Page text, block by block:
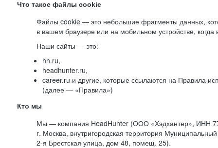
Что такое файлы cookie
Файлы cookie — это небольшие фрагменты данных,
в вашем браузере или на мобильном устройстве,
Наши сайты — это:
hh.ru,
headhunter.ru,
career.ru и другие, которые ссылаются на Правила
(далее — «Правила»)
Кто мы
Мы — компания HeadHunter (ООО «Хэдхантер», ИНН
г. Москва, внутригородская территория Муниципальный
2-я Брестская улица, дом 48, помещ. 25).